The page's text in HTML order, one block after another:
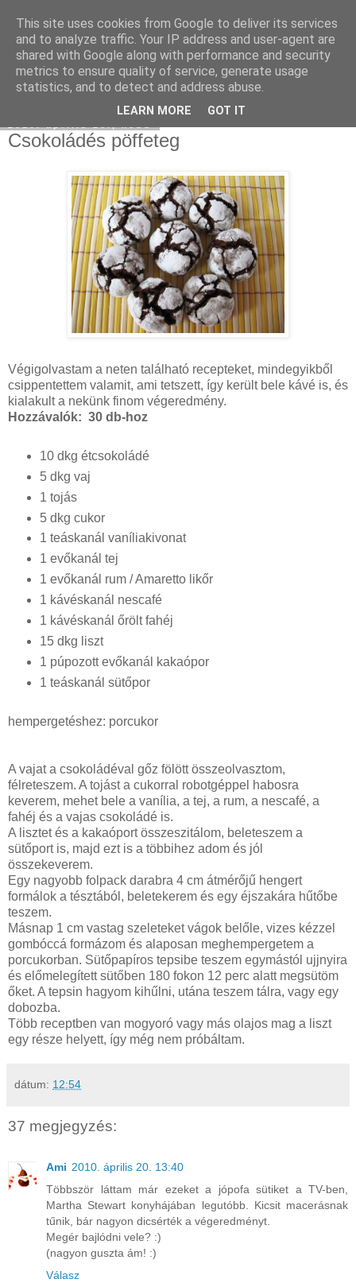
Moha Konyha
Csokoládés pöffeteg
Végigolvastam a neten található recepteket, mindegyikből
csippentettem valamit, ami tetszett, így került bele kávé is, és
kialakult a nekünk finom végeredmény.
Hozzávalók: 30 db-hoz
10 dkg étcsokoládé
5 dkg vaj
1 tojás
5 dkg cukor
1 teáskanál vaníliakivonat
1 evőkanál tej
1 evőkanál rum / Amaretto likőr
1 kávéskanál nescafé
1 kávéskanál őrölt fahéj
15 dkg liszt
1 púpozott evőkanál kakaópor
1 teáskanál sütőpor
hempergetéshez: porcukor
A vajat a csokoládéval gőz fölött összeolvasztom,
félreteszem. A tojást a cukorral robotgéppel habosra
keverem, mehet bele a vanília, a tej, a rum, a nescafé, a
fahéj és a vajas csokoládé is.
A lisztet és a kakaóport összeszitálom, beleteszem a
sütőport is, majd ezt is a többihez adom és jól
összekeverem.
Egy nagyobb folpack darabra 4 cm átmérőjű hengert
formálok a tésztából, beletekerem és egy éjszakára hűtőbe
teszem.
Másnap 1 cm vastag szeleteket vágok belőle, vizes kézzel
gombóccá formázom és alaposan meghempergetem a
porcukorban. Sütőpapíros tepsibe teszem egymástól ujjnyira
és előmelegített sütőben 180 fokon 12 perc alatt megsütöm
őket. A tepsin hagyom kihűlni, utána teszem tálra, vagy egy
dobozba.
Több receptben van mogyoró vagy más olajos mag a liszt
egy része helyett, így még nem próbáltam.
dátum: 12:54
37 megjegyzés:
Ami 2010. április 20. 13:40
Többször láttam már ezeket a jópofa sütiket a TV-ben,
Martha Stewart konyhájában legutóbb. Kicsit macerásnak
tűnik, bár nagyon dicsérték a végeredményt.
Megér bajlódni vele? :)
(nagyon guszta ám! :)
Válasz
This site uses cookies from Google to deliver its services
and to analyze traffic. Your IP address and user-agent are
shared with Google along with performance and security
metrics to ensure quality of service, generate usage
statistics, and to detect and address abuse.
LEARN MORE GOT IT